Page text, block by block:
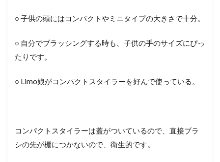
○ 子供の頭にはコンパクトやミニタイプの大きさで十分。
○ 自分でブラッシングする時も、子供の手のサイズにぴっ
たりです。
○ Limo娘がコンパクトスタイラーを好んで使っている。
コンパクトスタイラーは蓋がついているので、直接ブラ
シの先が棚につかないので、衛生的です。